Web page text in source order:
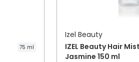
75 ml
Izel Beauty
IZEL Beauty Hair
Jasmine 150 ml